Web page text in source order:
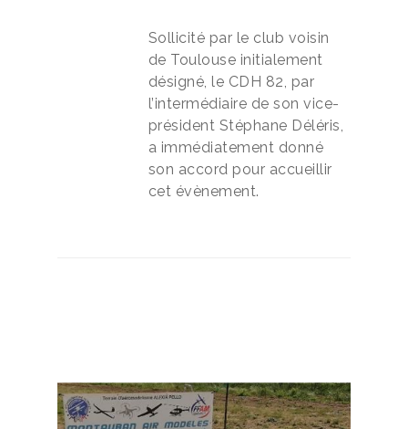
Sollicité par le club voisin
de Toulouse initialement
désigné, le CDH 82, par
l’intermédiaire de son vice-
président Stéphane Déléris,
a immédiatement donné
son accord pour accueillir
cet évènement.